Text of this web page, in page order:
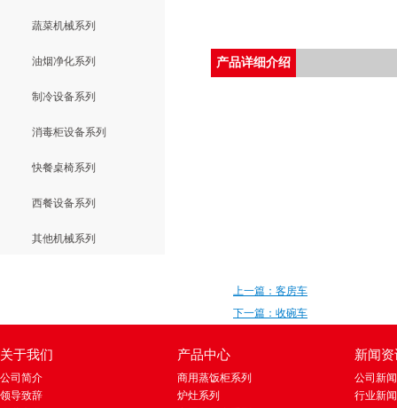
蔬菜机械系列
油烟净化系列
制冷设备系列
消毒柜设备系列
快餐桌椅系列
西餐设备系列
其他机械系列
产品详细介绍
上一篇：客房车
下一篇：收碗车
关于我们 产品中心 新闻资
公司简介
领导致辞
商用蒸饭柜系列
炉灶系列
公司新闻
行业新闻